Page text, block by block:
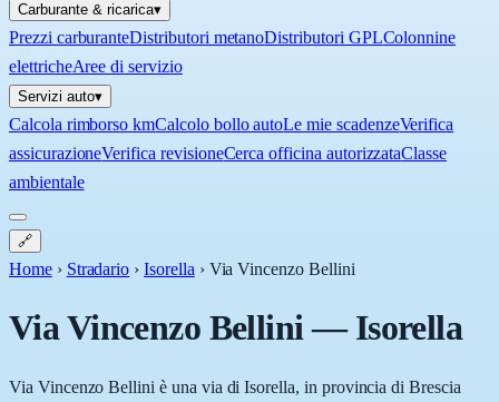
Carburante & ricarica▾
Prezzi carburanteDistributori metanoDistributori GPLColonnine
elettricheAree di servizio
Servizi auto▾
Calcola rimborso kmCalcolo bollo autoLe mie scadenzeVerifica
assicurazioneVerifica revisioneCerca officina autorizzataClasse
ambientale
🔗
Home › Stradario › Isorella › Via Vincenzo Bellini
Via Vincenzo Bellini—Isorella
Via Vincenzo Bellini è una via di Isorella, in provincia di Brescia